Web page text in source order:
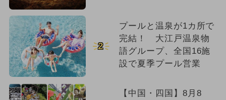
2
プールと温泉が1カ所で
完結！ 大江戸温泉物
語グループ、全国16施
設で夏季プール営業
【中国・四国】8月8